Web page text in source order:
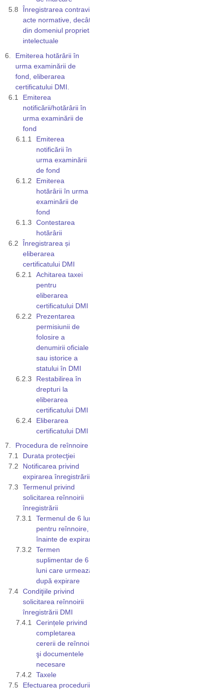
Înregistrarea contravine altor
acte normative, decât cele
din domeniul proprietății
intelectuale
Emiterea hotărârii în
urma examinării de
fond, eliberarea
certificatului DMI.
Emiterea
notificării/hotărârii în
urma examinării de
fond
Emiterea
notificării în
urma examinării
de fond
Emiterea
hotărârii în urma
examinării de
fond
Contestarea
hotărârii
Înregistrarea și
eliberarea
certificatului DMI
Achitarea taxei
pentru
eliberarea
certificatului DMI
Prezentarea
permisiunii de
folosire a
denumirii oficiale
sau istorice a
statului în DMI
Restabilirea în
drepturi la
eliberarea
certificatului DMI
Eliberarea
certificatului DMI
Procedura de reînnoire
Durata protecţiei
Notificarea privind
expirarea înregistrării
Termenul privind
solicitarea reînnoirii
înregistrării
Termenul de 6 luni
pentru reînnoire,
înainte de expirare
Termen
suplimentar de 6
luni care urmează
după expirare
Condiţiile privind
solicitarea reînnoirii
înregistrării DMI
Cerințele privind
completarea
cererii de reînnoire
şi documentele
necesare
Taxele
Efectuarea procedurii